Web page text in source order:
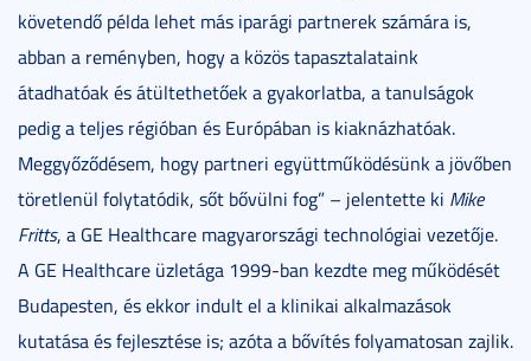
követendő példa lehet más iparági partnerek számára is,
abban a reményben, hogy a közös tapasztalataink
átadhatóak és átültethetőek a gyakorlatba, a tanulságok
pedig a teljes régióban és Európában is kiaknázhatóak.
Meggyőződésem, hogy partneri együttműködésünk a jövőben
töretlenül folytatódik, sőt bővülni fog” – jelentette ki Mike
Fritts, a GE Healthcare magyarországi technológiai vezetője.
A GE Healthcare üzletága 1999-ban kezdte meg működését
Budapesten, és ekkor indult el a klinikai alkalmazások
kutatása és fejlesztése is; azóta a bővítés folyamatosan zajlik.